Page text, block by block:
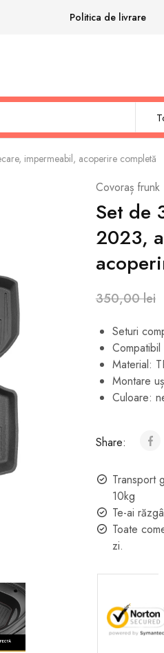
Politica de livrare
impermeabil, acoperire completă
Covoraș frunk
Set de
2023,
350,00lei
Seturi
Material:
Montare
Culoare:
Share:
Transport
10kg
Te-ai
Toate
zi.